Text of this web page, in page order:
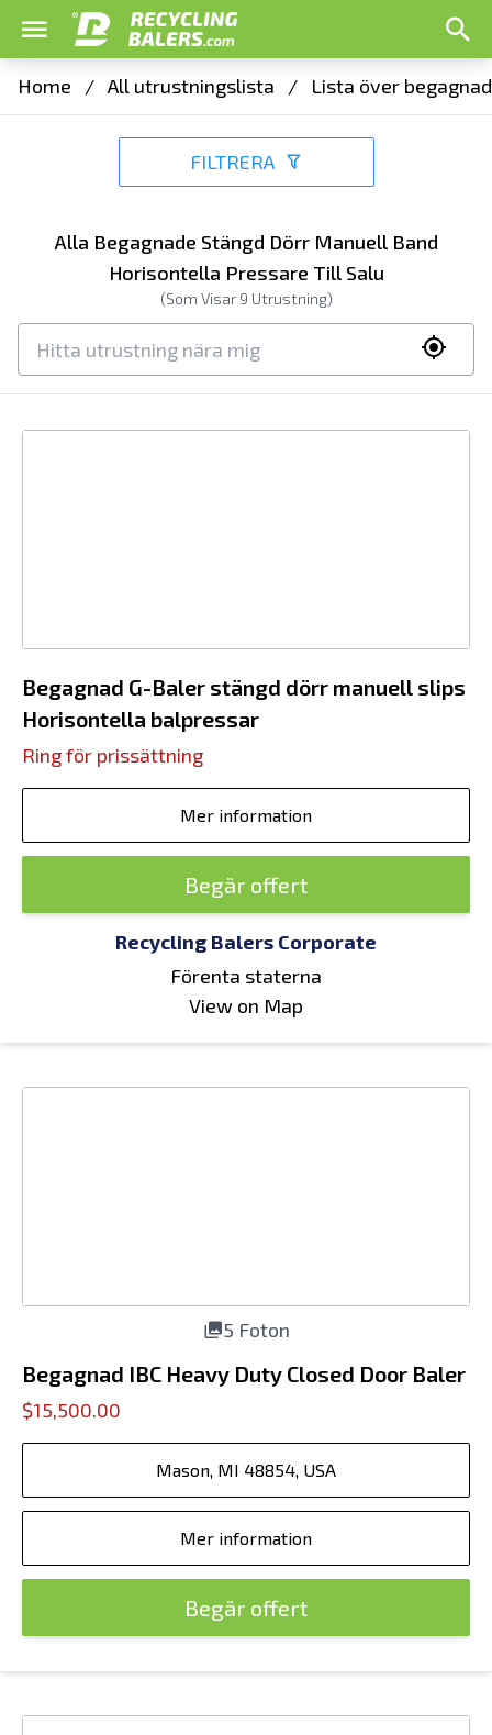
Home / All utrustningslista / Lista över
FILTRERA
Alla Begagnade Stängd Dörr Manuell Band
Horisontella Pressare Till Salu
(Som Visar 9 Utrustning)
Begagnad G-Baler stängd dörr manuell slips
Horisontella balpressar
Ring för prissättning
Mer information
Begär offert
Recycling Balers Corporate
Förenta staterna
View on Map
5 Foton
Begagnad IBC Heavy Duty Closed Door Baler
$15,500.00
Mason, MI 48854, USA
Mer information
Begär offert